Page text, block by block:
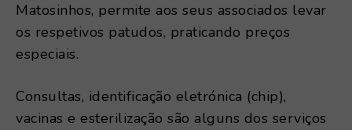
Matosinhos, permite aos seus associados levar
os respetivos patudos, praticando preços
especiais.
Consultas, identificação eletrónica (chip),
vacinas e esterilização são alguns dos serviços